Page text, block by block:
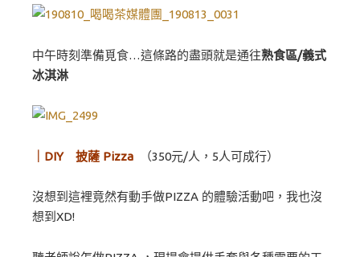
中午時刻準備覓食…這條路的盡頭就是通往熟食區/義式
冰淇淋
｜DIY 披薩 Pizza （350元/人，5人可成行）
沒想到這裡竟然有動手做PIZZA 的體驗活動吧，我也沒
想到XD!